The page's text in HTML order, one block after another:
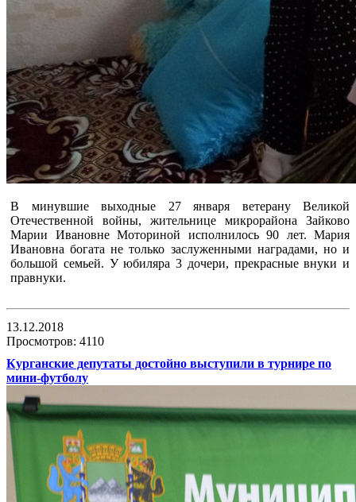
В минувшие выходные 27 января ветерану Великой
Отечественной войны, жительнице микрорайона Зайково
Марии Ивановне Моториной исполнилось 90 лет. Мария
Ивановна богата не только заслуженными наградами, но и
большой семьей. У юбиляра 3 дочери, прекрасные внуки и
правнуки.
13.12.2018
Просмотров: 4110
Курганские депутаты достойно выступили в турнире по
мини-футболу